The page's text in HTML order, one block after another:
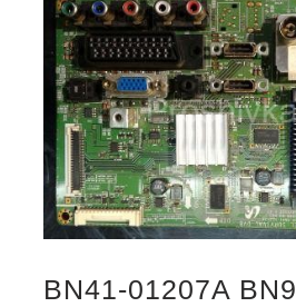
BN41-01207A